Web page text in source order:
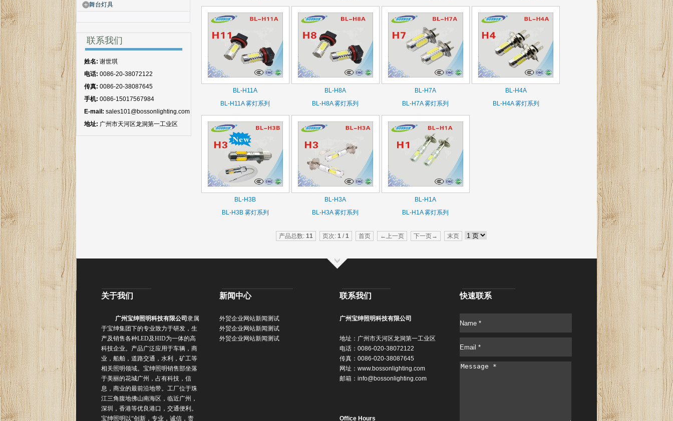
舞台灯具
联系我们
姓名: 谢世琪
电话: 0086-20-38072122
传真: 0086-20-38087645
手机: 0086-15017567984
E-mail: sales101@bossonlighting.com
地址: 广州市天河区龙洞第一工业区
BL-H11A
BL-H11A 雾灯系列
BL-H8A
BL-H8A 雾灯系列
BL-H7A
BL-H7A 雾灯系列
BL-H4A
BL-H4A 雾灯系列
BL-H3B
BL-H3B 雾灯系列
BL-H3A
BL-H3A 雾灯系列
BL-H1A
BL-H1A 雾灯系列
产品总数: 11 页次: 1/1 首页 ←上一页 下一页→ 末页
关于我们
广州宝绅照明科技有限公司 隶属
于宝绅集团下的专业致力于研发，生
产及销售各种LED及HID为一体的高
科技企业。产品广泛应用于车辆，商
业，船舶，道路交通，水利，矿工等
相关照明领域。 宝绅照明销售部坐落
于美丽的花城广州，占有科技，信
息，商业的最前沿地带。工厂位于珠
江三角腹地佛山南海区，临近广州，
深圳，香港等优良港口，交通便利。
宝绅照明以“创新，专业，诚信，责
新闻中心
外贸企业网站新闻测试
外贸企业网站新闻测试
外贸企业网站新闻测试
联系我们
广州宝绅照明科技有限公司
地址：广州市天河区龙洞第一工业区
电话：0086-020-38072122
传真：0086-020-38087645
网址： www.bossonlighting.com
邮箱： info@bossonlighting.com
Office Hours
快速联系